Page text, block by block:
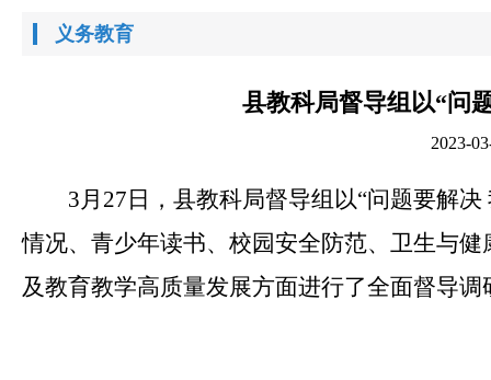
义务教育
县教科局督导组以“问
2023-
3月27日，县教科局督导组以“问题要解
情况、青少年读书、校园安全防范、卫生与
及教育教学高质量发展方面进行了全面督导